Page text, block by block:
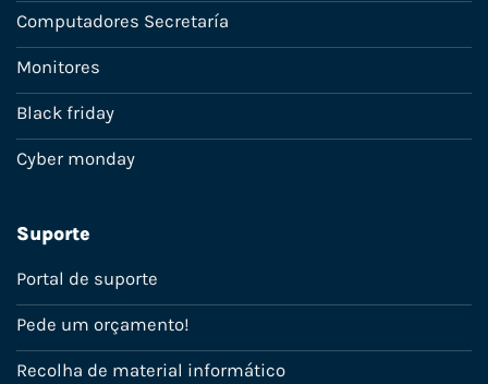
Computadores Secretaría
Monitores
Black friday
Cyber monday
Suporte
Portal de suporte
Pede um orçamento!
Recolha de material informático